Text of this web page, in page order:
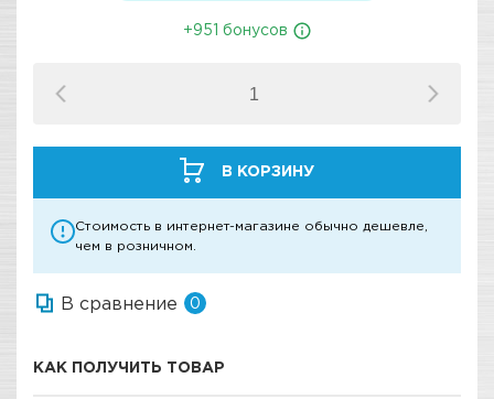
+951 бонусов
В КОРЗИНУ
Стоимость в интернет-магазине обычно дешевле,
чем в розничном.
В сравнение 0
КАК ПОЛУЧИТЬ ТОВАР